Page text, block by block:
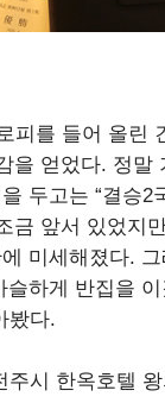
피를 들어 올린
을 얻었다. 정말
두고는 “결승2
금 앞서 있었지
미세해졌다.
하게 반집을
봤다.
주시 한옥호텔